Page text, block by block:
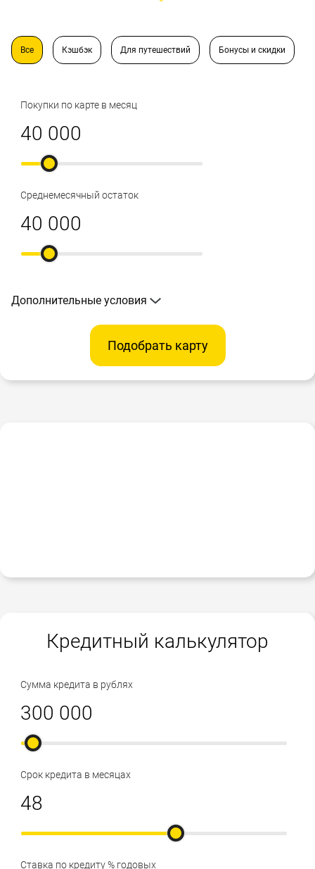
Все Кэшбэк Для путешествий Бонусы и скидки
Покупки по карте в месяц
Среднемесячный остаток
Дополнительные условия
Подобрать карту
Кредитный калькулятор
Сумма кредита в рублях
Срок кредита в месяцах
Ставка по кредиту % годовых